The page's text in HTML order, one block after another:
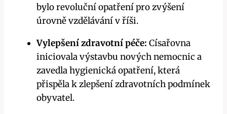
bylo revoluční opatření pro zvýšení
úrovně vzdělávání v říši.
Vylepšení zdravotní péče: Císařovna
iniciovala výstavbu nových nemocnic a
zavedla hygienická opatření, která
přispěla k zlepšení zdravotních podmínek
obyvatel.